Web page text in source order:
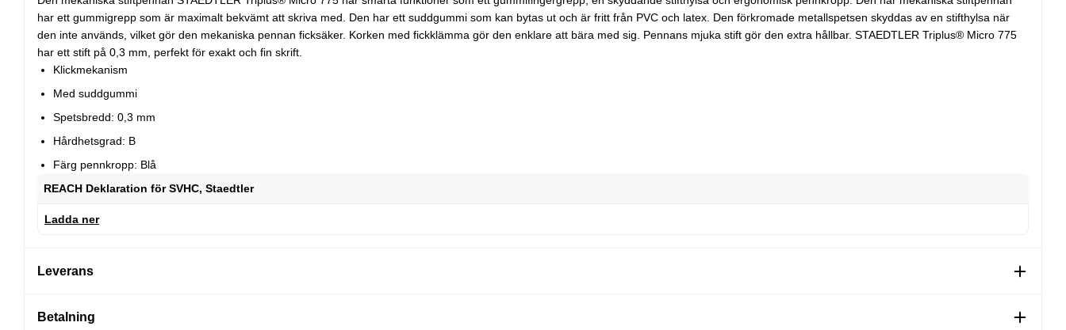
har ett gummigrepp som är maximalt bekvämt att skriva med. Den har ett suddgummi som kan bytas ut och är fritt från PVC och latex. Den förkromade metallspetsen skyddas av en stifthylsa när
den inte används, vilket gör den mekaniska pennan ficksäker. Korken med fickklämma gör den enklare att bära med sig. Pennans mjuka stift gör den extra hållbar. STAEDTLER Triplus® Micro 775
har ett stift på 0,3 mm, perfekt för exakt och fin skrift.
Klickmekanism
Med suddgummi
Spetsbredd: 0,3 mm
Hårdhetsgrad: B
Färg pennkropp: Blå
REACH Deklaration för SVHC, Staedtler
Ladda ner
Leverans
Betalning